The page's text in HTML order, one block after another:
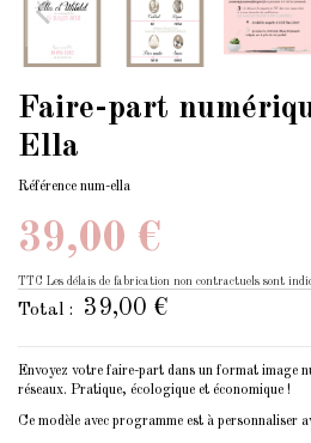
Faire-part
Ella
Référence num-ella
39,00 €
TTC Les délais de fabrication non contractuels sont
Total : 39,00 €
Envoyez votre faire-part dans un format image
réseaux. Pratique, écologique et économique !
Ce modèle avec programme est à personnaliser